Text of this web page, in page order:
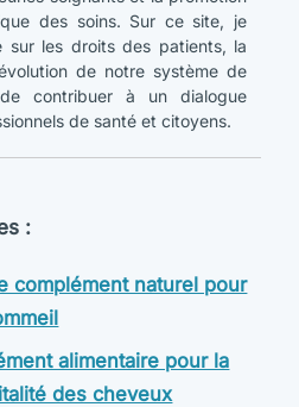
des soins. Sur ce site, je
sur les droits des patients, la
de notre système de
contribuer à un dialogue
de santé et citoyens.
:
complément naturel pour
alimentaire pour la
des cheveux